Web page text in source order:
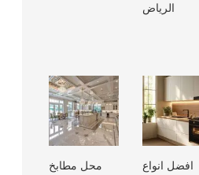
الرياض
افضل انواع
محل مطابخ